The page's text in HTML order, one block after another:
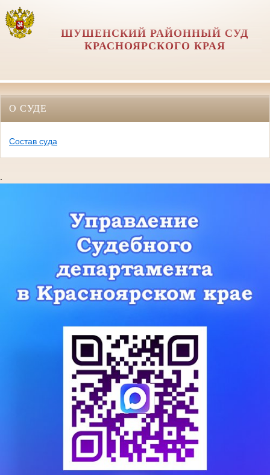
ШУШЕНСКИЙ РАЙОННЫЙ СУД
КРАСНОЯРСКОГО КРАЯ
О СУДЕ
Состав суда
.